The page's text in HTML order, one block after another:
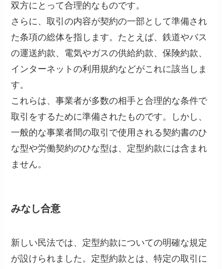
双方にとって合理的なものです。
さらに、取引の内容が契約の一部として準備され
た条項の総体を指します。たとえば、鉄道やバス
の運送約款、電気やガスの供給約款、保険約款、
インターネットの利用規約などがこれに該当しま
す。
これらは、事業者が多数の相手と合理的な条件で
取引をするために準備されたものです。しかし、
一般的な事業者間の取引で使用される契約書のひ
な型や労働契約のひな型は、定型約款には含まれ
ません。
みなし合意
新しい民法では、定型約款についての明確な規定
が設けられました。定型約款とは、特定の取引に